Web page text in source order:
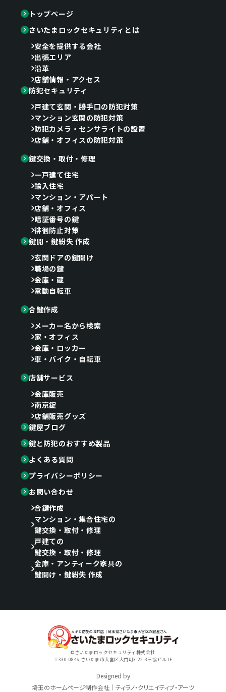
トップページ
さいたまロックセキュリティとは
安全を提供する会社
出張エリア
沿革
店舗情報・アクセス
防犯セキュリティ
戸建て玄関・勝手口の防犯対策
マンション玄関の防犯対策
防犯カメラ・センサライトの設置
店舗・オフィスの防犯対策
鍵交換・取付・修理
一戸建て住宅
輸入住宅
マンション・アパート
店舗・オフィス
暗証番号の鍵
徘徊防止対策
鍵開・鍵紛失 作成
玄関ドアの鍵開け
職場の鍵
金庫・蔵
電動自転車
合鍵作成
メーカー名から検索
家・オフィス
金庫・ロッカー
車・バイク・自転車
店舗サービス
金庫販売
南京錠
店舗販売グッズ
鍵屋ブログ
鍵と防犯のおすすめ製品
よくある質問
プライバシーポリシー
お問い合わせ
合鍵作成
マンション・集合住宅の
鍵交換・取付・修理
戸建ての
鍵交換・取付・修理
金庫・アンティーク家具の
鍵開け・鍵紛失 作成
カギと防犯の専門店｜埼玉県さいたま市大宮区の鍵屋さん
©さいたまロックセキュリティ株式会社
〒330-0846 さいたま市大宮区大門町3-22-3三協ビル1F
Designed by
埼玉のホームページ制作会社｜ティラノ・クリエイティブ・アーツ